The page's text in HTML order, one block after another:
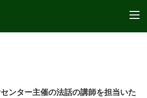
ンター主催の法話の講師を担当いた